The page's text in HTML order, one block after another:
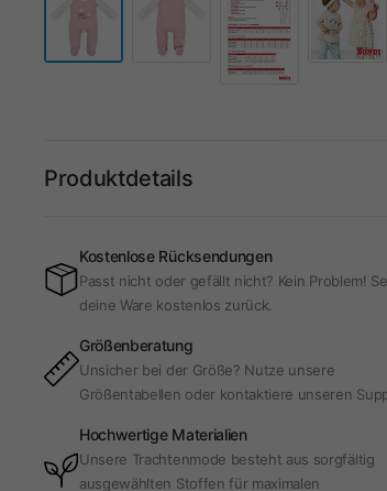
Produktdetails
Kostenlose Rücksendungen
Passt nicht oder gefällt nicht? Kein Problem!
deine Ware kostenlos zurück.
Größenberatung
Unsicher bei der Größe? Nutze unsere
Größentabellen oder kontaktiere unseren
Hochwertige Materialien
Unsere Trachtenmode besteht aus sorgfältig
ausgewählten Stoffen für maximalen